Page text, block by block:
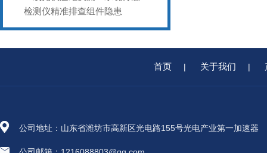
检测仪精准排查组件隐患
首页 | 关于我们 |
公司地址：山东省潍坊市高新区光电路155号光电产业第一加速器